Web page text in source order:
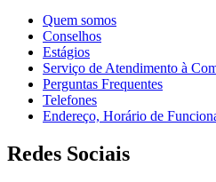
Quem somos
Conselhos
Estágios
Serviço de Atendimento à
Perguntas Frequentes
Telefones
Endereço, Horário de
Redes Sociais